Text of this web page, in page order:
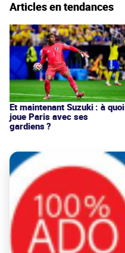
Articles en tendances
Et maintenant Suzuki : à quoi
joue Paris avec ses
gardiens ?